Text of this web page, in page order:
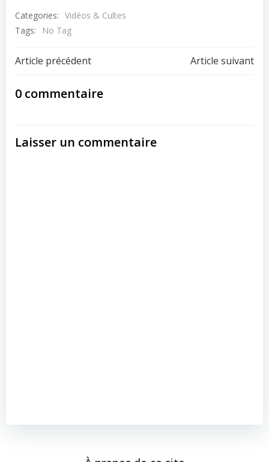
Categories: Vidéos & Cultes
Tags:
No Tag
Post
navigation
Article précédent Article suivant
0 commentaire
Laisser un commentaire